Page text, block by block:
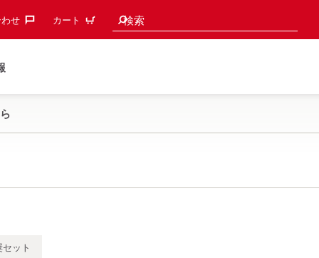
せ‎ カート 検索
検索候補
ット